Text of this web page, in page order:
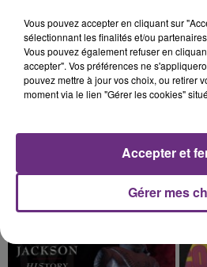
5 août 2026
VENEZ FÊTER CE WEEK-
L'ANNIVERSAIRE DE
l'anniversaire du plus gros
Une fête est donc organisée
conviés !
TITRES DIFFUSÉS
Vous pouvez accepter en cliquant sur
sélectionnant les finalités et/ou
Vous pouvez également refuser en
accepter". Vos préférences ne
pouvez mettre à jour vos choix, ou retirer
moment via le lien "Gérer les cookies"
Gérer mes
Accepter et